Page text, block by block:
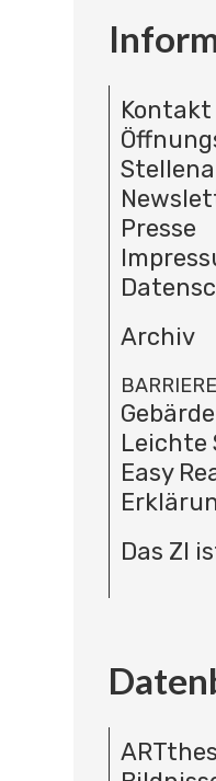
Kontakt
Presse
Archiv
Leichte
Easy
Das ZI